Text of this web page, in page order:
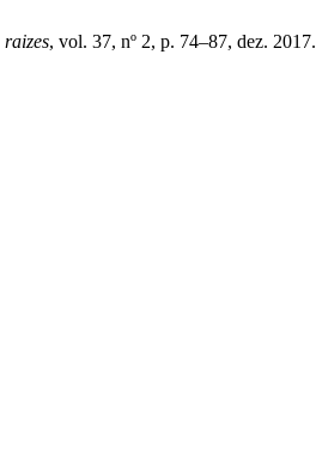
raizes, vol. 37, nº 2, p. 74–87, dez. 2017.